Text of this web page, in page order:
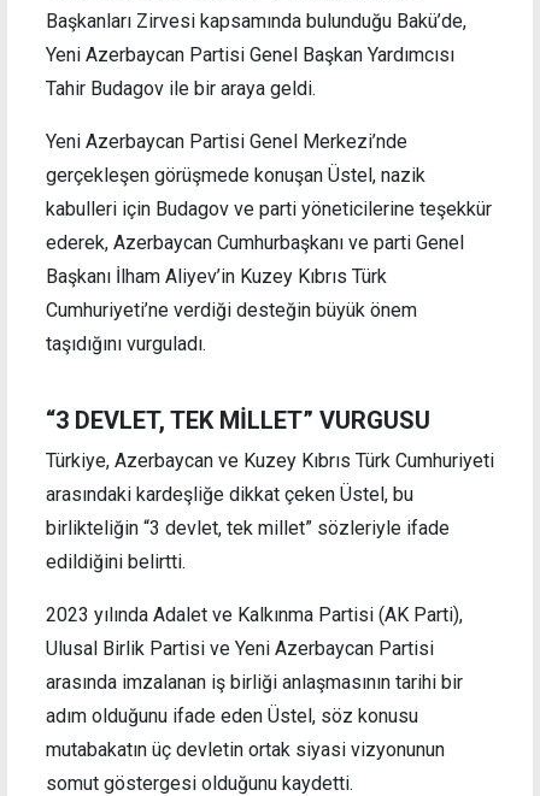
Başkanları Zirvesi kapsamında bulunduğu Bakü’de,
Yeni Azerbaycan Partisi Genel Başkan Yardımcısı
Tahir Budagov ile bir araya geldi.
Yeni Azerbaycan Partisi Genel Merkezi’nde
gerçekleşen görüşmede konuşan Üstel, nazik
kabulleri için Budagov ve parti yöneticilerine teşekkür
ederek, Azerbaycan Cumhurbaşkanı ve parti Genel
Başkanı İlham Aliyev’in Kuzey Kıbrıs Türk
Cumhuriyeti’ne verdiği desteğin büyük önem
taşıdığını vurguladı.
“3 DEVLET, TEK MİLLET” VURGUSU
Türkiye, Azerbaycan ve Kuzey Kıbrıs Türk Cumhuriyeti
arasındaki kardeşliğe dikkat çeken Üstel, bu
birlikteliğin “3 devlet, tek millet” sözleriyle ifade
edildiğini belirtti.
2023 yılında Adalet ve Kalkınma Partisi (AK Parti),
Ulusal Birlik Partisi ve Yeni Azerbaycan Partisi
arasında imzalanan iş birliği anlaşmasının tarihi bir
adım olduğunu ifade eden Üstel, söz konusu
mutabakatın üç devletin ortak siyasi vizyonunun
somut göstergesi olduğunu kaydetti.